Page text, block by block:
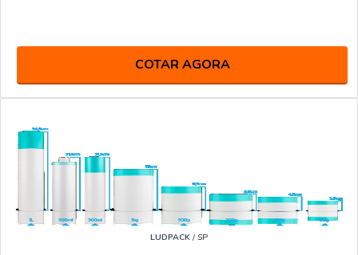
COTAR AGORA
LUDPACK / SP